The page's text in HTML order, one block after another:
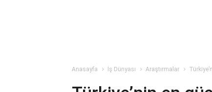
Anasayfa İş Dünyası Araştırmalar